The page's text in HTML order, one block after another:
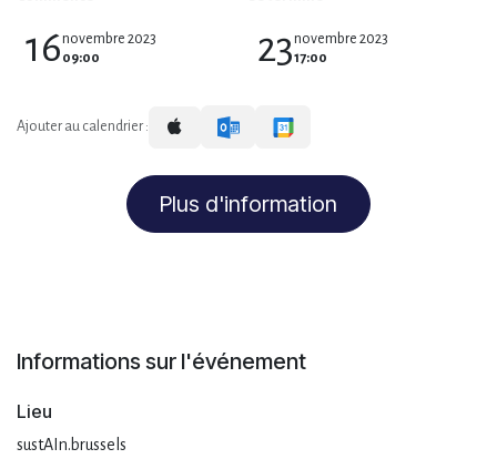
16novembre 2023
09:00
23novembre 2023
17:00
Ajouter au calendrier :
Plus d'information
Informations sur l'événement
Lieu
sustAIn.brussels